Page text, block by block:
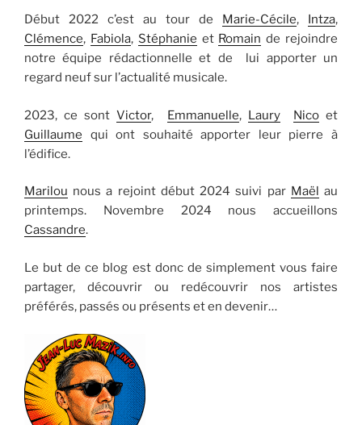
Début 2022 c’est au tour de Marie-Cécile, Intza,
Clémence, Fabiola, Stéphanie et Romain de rejoindre
notre équipe rédactionnelle et de lui apporter un
regard neuf sur l’actualité musicale.
2023, ce sontVictor, Emmanuelle, Laury Nicoet
Guillaume qui ont souhaité apporter leur pierre à
l’édifice.
Marilou nous a rejoint début 2024 suivi par Maël au
printemps. Novembre 2024 nous accueillons
Cassandre.
Le but de ce blog est donc de simplement vous faire
partager, découvrir ou redécouvrir nos artistes
préférés, passés ou présents et en devenir…